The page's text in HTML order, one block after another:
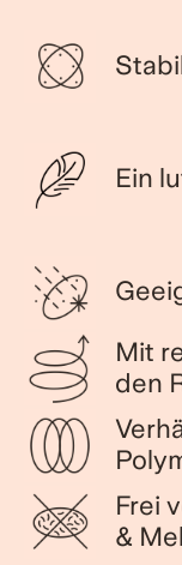
Ein
Mit
den
Frei
&